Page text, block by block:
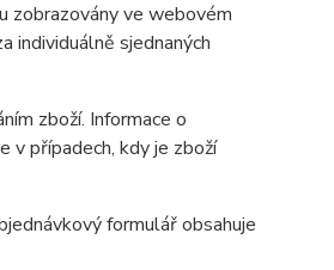
zobrazovány ve webovém
individuálně sjednaných
zboží. Informace o
v případech, kdy je zboží
formulář obsahuje